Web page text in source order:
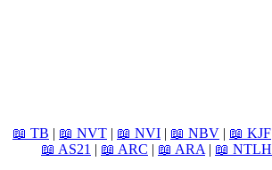
📖 TB | 📖 NVT | 📖 NVI | 📖 NBV | 📖 KJF
📖 AS21 | 📖 ARC | 📖 ARA | 📖 NTLH